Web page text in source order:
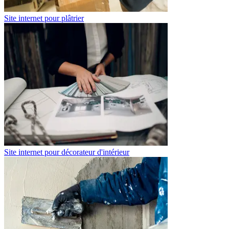
Site internet pour plâtrier
Site internet pour décorateur d'intérieur